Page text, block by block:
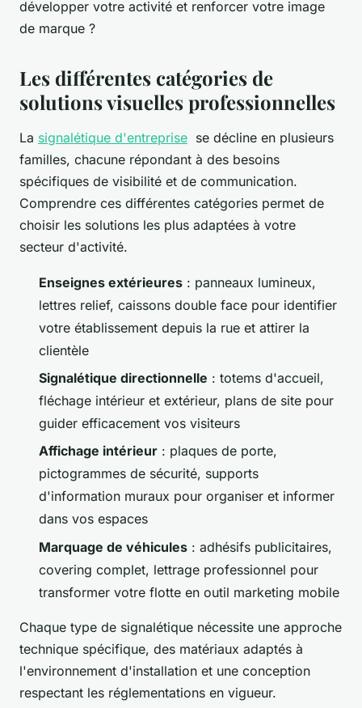
développer votre activité et renforcer votre image
de marque ?
Les différentes catégories de
solutions visuelles professionnelles
La signalétique d'entreprise se décline en plusieurs
familles, chacune répondant à des besoins
spécifiques de visibilité et de communication.
Comprendre ces différentes catégories permet de
choisir les solutions les plus adaptées à votre
secteur d'activité.
Enseignes extérieures : panneaux lumineux,
lettres relief, caissons double face pour identifier
votre établissement depuis la rue et attirer la
clientèle
Signalétique directionnelle : totems d'accueil,
fléchage intérieur et extérieur, plans de site pour
guider efficacement vos visiteurs
Affichage intérieur : plaques de porte,
pictogrammes de sécurité, supports
d'information muraux pour organiser et informer
dans vos espaces
Marquage de véhicules : adhésifs publicitaires,
covering complet, lettrage professionnel pour
transformer votre flotte en outil marketing mobile
Chaque type de signalétique nécessite une approche
technique spécifique, des matériaux adaptés à
l'environnement d'installation et une conception
respectant les réglementations en vigueur.